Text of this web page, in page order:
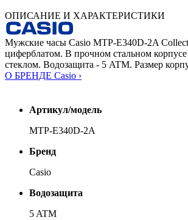
ОПИСАНИЕ И ХАРАКТЕРИСТИКИ
Мужские часы Casio MTP-E340D-2A
циферблатом. В прочном стальном
стеклом. Водозащита - 5 ATM. Размер
О БРЕНДЕ Casio ›
Артикул/модель
MTP-E340D-2A
Бренд
Casio
Водозащита
5 ATM